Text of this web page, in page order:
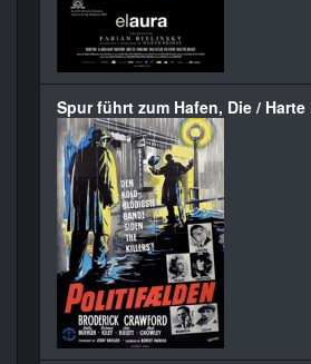
Spur führt zum Hafen, Die / Harte